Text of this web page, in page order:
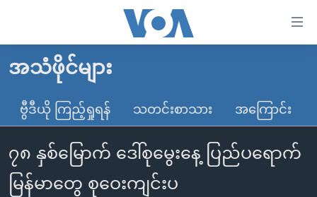
လွယ်ကူ
သည့်
များ
ပင်မ
မူလစာမျက်နှာ
မြန်မာ
ကမ္ဘာ့သတင်းများ
နိုင်ငံတကာ
အမေရိကန်
ဗွီဒီယို
သတင်းလွတ်လပ်ခွင့်
အသံဖိုင်များ
ဗွီဒီယို ကြည့်ရှုရန် သတင်းစာသား အကြောင်း
၇၈ နှစ်မြောက် ဒေါ်စုမွေးနေ့ ပြည်ပရောက်
မြန်မာတွေ စုဝေးကျင်းပ